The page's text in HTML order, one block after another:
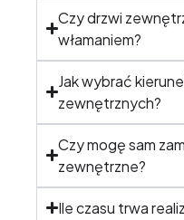
Czy drzwi
włamaniem?
Jak wybrać
zewnętrznych?
Czy mogę sam
zewnętrzne?
Ile czasu trwa